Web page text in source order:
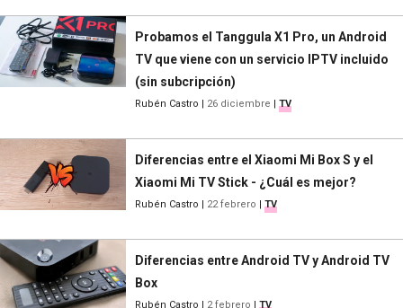
Probamos el Tanggula X1 Pro, un Android
TV que viene con un servicio IPTV incluido
(sin subcripción)
Rubén Castro 26 diciembre TV
Diferencias entre el Xiaomi Mi Box S y el
Xiaomi Mi TV Stick - ¿Cuál es mejor?
Rubén Castro 22 febrero TV
Diferencias entre Android TV y Android TV
Box
Rubén Castro 2 febrero TV